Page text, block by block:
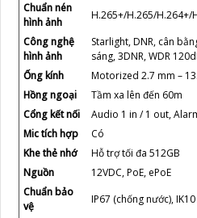
Chuẩn nén
hình ảnh
H.265+/H.265/H.264+/
Công nghệ
hình ảnh
Starlight, DNR, cân
sáng, 3DNR, WDR
Ống kính
Motorized 2.7 mm –
Hồng ngoại
Tầm xa lên đến 60m
Cổng kết nối
Audio 1 in / 1 out,
Mic tích hợp
Có
Khe thẻ nhớ
Hỗ trợ tối đa 512GB
Nguồn
12VDC, PoE, ePoE
Chuẩn bảo
vệ
IP67 (chống nước),